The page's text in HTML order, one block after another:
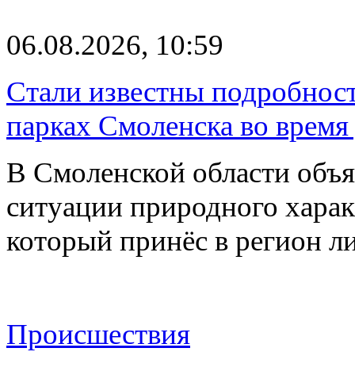
06.08.2026, 10:59
Стали известны
парках Смоленска во
В Смоленской области
ситуации природного
который принёс в регион
Происшествия